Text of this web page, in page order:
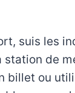
suis les
station de
billet ou